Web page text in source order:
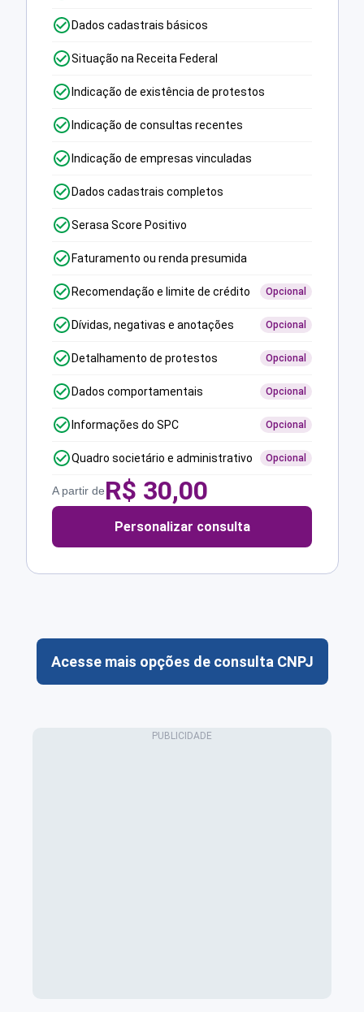
Dados cadastrais básicos
Situação na Receita Federal
Indicação de existência de protestos
Indicação de consultas recentes
Indicação de empresas vinculadas
Dados cadastrais completos
Serasa Score Positivo
Faturamento ou renda presumida
Recomendação e limite de crédito Opcional
Dívidas, negativas e anotações Opcional
Detalhamento de protestos Opcional
Dados comportamentais Opcional
Informações do SPC Opcional
Quadro societário e administrativo Opcional
A partir deR$ 30,00
Personalizar consulta
Acesse mais opções de consulta CNPJ